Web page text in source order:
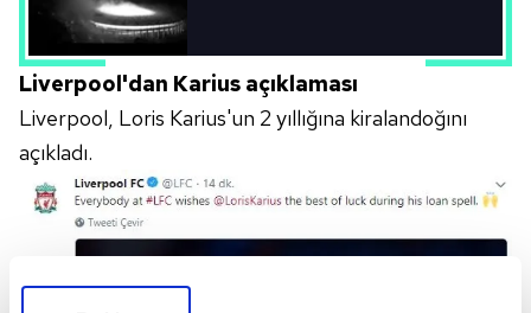
Liverpool'dan Karius açıklaması
Liverpool, Loris Karius'un 2 yıllığına kiralandoğını
açıkladı.